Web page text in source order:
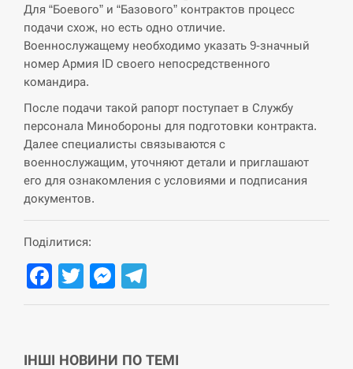
СЕРПЕНЬ
12:53
Украины, несмотря на сомнения…
СЕРПЕНЬ
Латвія готова направити до 20 військових для
розблокування Ормузької протоки
СЕРПЕНЬ
12:23
переправу, склады и другие важные объекты…
СЕРПЕНЬ
циклоспорозу, захворіли понад 10 тисяч…
Для “Боевого” и “Базового” контрактов процесс
подачи схож, но есть одно отличие.
Военнослужащему необходимо указать 9-значный
номер Армия ID своего непосредственного
командира.
После подачи такой рапорт поступает в Службу
персонала Минобороны для подготовки контракта.
Далее специалисты связываются с
военнослужащим, уточняют детали и приглашают
его для ознакомления с условиями и подписания
документов.
Поділитися:
Facebook
TwitterMessenger
ІНШІ НОВИНИ ПО ТЕМІ